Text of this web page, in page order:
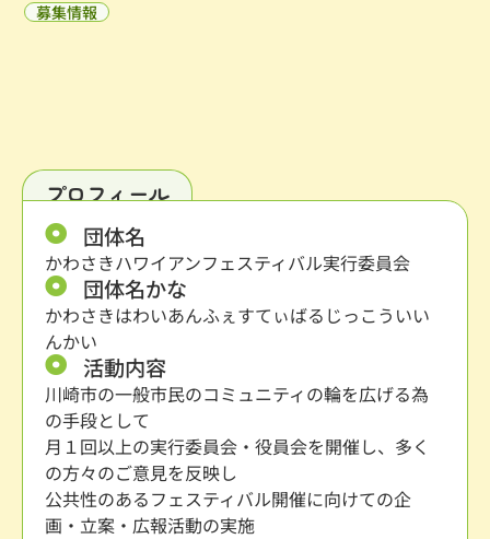
募集情報
プロフィール
団体名
かわさきハワイアンフェスティバル実行委員会
団体名かな
かわさきはわいあんふぇすてぃばるじっこういい
んかい
活動内容
川崎市の一般市民のコミュニティの輪を広げる為
の手段として
月１回以上の実行委員会・役員会を開催し、多く
の方々のご意見を反映し
公共性のあるフェスティバル開催に向けての企
画・立案・広報活動の実施